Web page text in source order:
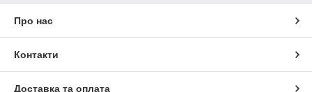
Про нас
Контакти
Доставка та оплата